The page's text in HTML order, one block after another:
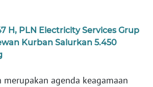
H, PLN Electricity Services Grup
Kurban Salurkan 5.450
merupakan agenda keagamaan